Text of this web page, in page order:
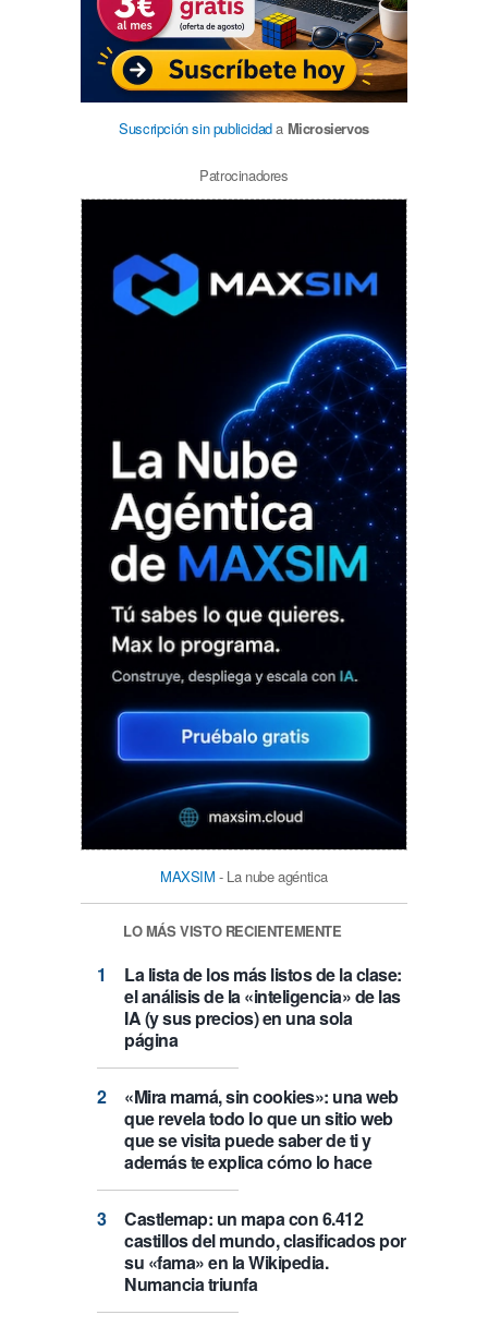
Suscripción sin publicidada Microsiervos
Patrocinadores
MAXSIM - La nube agéntica
LO MÁS VISTO RECIENTEMENTE
La lista de los más listos de la clase:
el análisis de la «inteligencia» de las
IA (y sus precios) en una sola
página
«Mira mamá, sin cookies»: una web
que revela todo lo que un sitio web
que se visita puede saber de ti y
además te explica cómo lo hace
Castlemap: un mapa con 6.412
castillos del mundo, clasificados por
su «fama» en la Wikipedia.
Numancia triunfa